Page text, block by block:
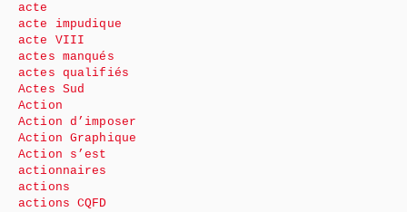
acte
acte impudique
acte VIII
actes manqués
actes qualifiés
Actes Sud
Action
Action d’imposer
Action Graphique
Action s’est
actionnaires
actions
actions CQFD